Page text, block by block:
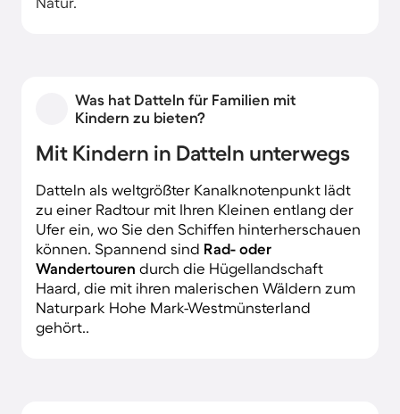
Was hat Datteln für Familien mit
Kindern zu bieten?
Mit Kindern in Datteln unterwegs
Datteln als weltgrößter Kanalknotenpunkt lädt
zu einer Radtour mit Ihren Kleinen entlang der
Ufer ein, wo Sie den Schiffen hinterherschauen
können. Spannend sind Rad- oder
Wandertouren durch die Hügellandschaft
Haard, die mit ihren malerischen Wäldern zum
Naturpark Hohe Mark-Westmünsterland
gehört..